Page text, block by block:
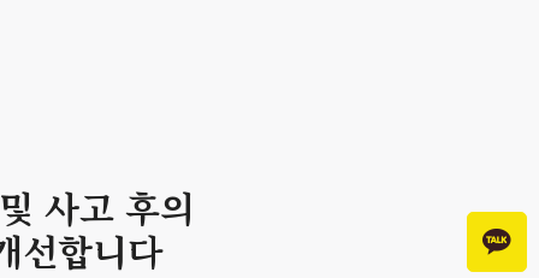
사고 후의
선합니다